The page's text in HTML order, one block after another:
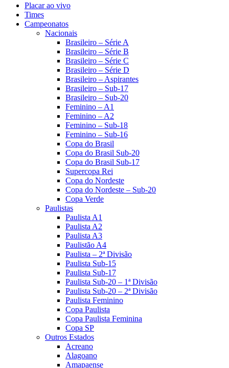
Placar ao vivo
Times
Campeonatos
Nacionais
Brasileiro – Série A
Brasileiro – Série B
Brasileiro – Série C
Brasileiro – Série D
Brasileiro – Aspirantes
Brasileiro – Sub-17
Brasileiro – Sub-20
Feminino – A1
Feminino – A2
Feminino – Sub-18
Feminino – Sub-16
Copa do Brasil
Copa do Brasil Sub-20
Copa do Brasil Sub-17
Supercopa Rei
Copa do Nordeste
Copa do Nordeste – Sub-20
Copa Verde
Paulistas
Paulista A1
Paulista A2
Paulista A3
Paulistão A4
Paulista – 2ª Divisão
Paulista Sub-15
Paulista Sub-17
Paulista Sub-20 – 1ª Divisão
Paulista Sub-20 – 2ª Divisão
Paulista Feminino
Copa Paulista
Copa Paulista Feminina
Copa SP
Outros Estados
Acreano
Alagoano
Amapaense